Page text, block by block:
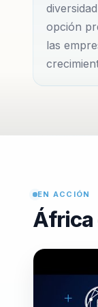
impulsa a
tambi...
opción
las
EN ACCIÓN
África